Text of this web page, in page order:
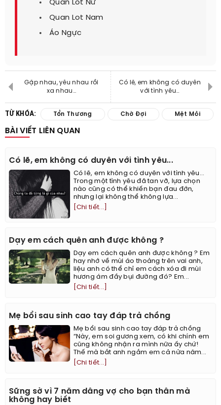
Quần Lót Nữ
Quan Lot Nam
Áo Ngực
Gặp nhau, yêu nhau rồi
xa nhau...
Có lẽ, em không có duyên
với tình yêu...
TỪ KHÓA: Tổn Thương Chờ Đợi Mệt Mỏi
BÀI VIẾT LIÊN QUAN
Có lẽ, em không có duyên với tình yêu...
Có lẽ, em không có duyên với tình yêu...
Trong một tình yêu đã tan vỡ, lựa chọn
nào cũng có thể khiến bạn đau đớn,
nhưng lại không thể không lựa...
[Chi tiết...]
Dạy em cách quên anh được không ?
Dạy em cách quên anh được không ? Em
hay nhớ về mùi áo thoảng trên vai anh,
liệu anh có thể chỉ em cách xóa đi mùi
hương ám đầy bụi đường đó? Em...
[Chi tiết...]
Mẹ bổi sau sinh cao tay đáp trả chồng
Mẹ bổi sau sinh cao tay đáp trả chồng
“Này, em soi gương xem, có khi chính em
cũng không nhận ra mình nữa ấy chứ!
Thế mà bắt anh ngắm em cả nửa năm...
[Chi tiết...]
Sững sờ vì 7 năm dâng vợ cho bạn thân mà
không hay biết